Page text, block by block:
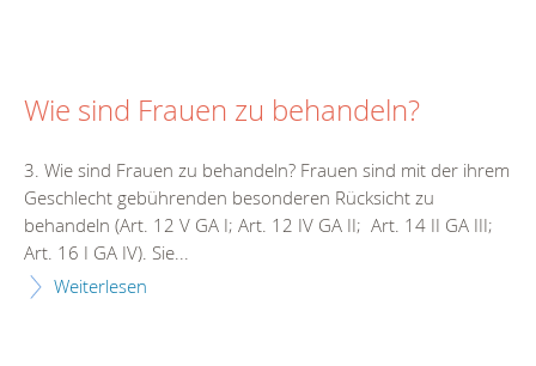
Wie sind Frauen zu behandeln?
3. Wie sind Frauen zu behandeln? Frauen sind mit der ihrem
Geschlecht gebührenden besonderen Rücksicht zu
behandeln (Art. 12 V GA I; Art. 12 IV GA II; Art. 14 II GA III;
Art. 16 I GA IV). Sie...
Weiterlesen